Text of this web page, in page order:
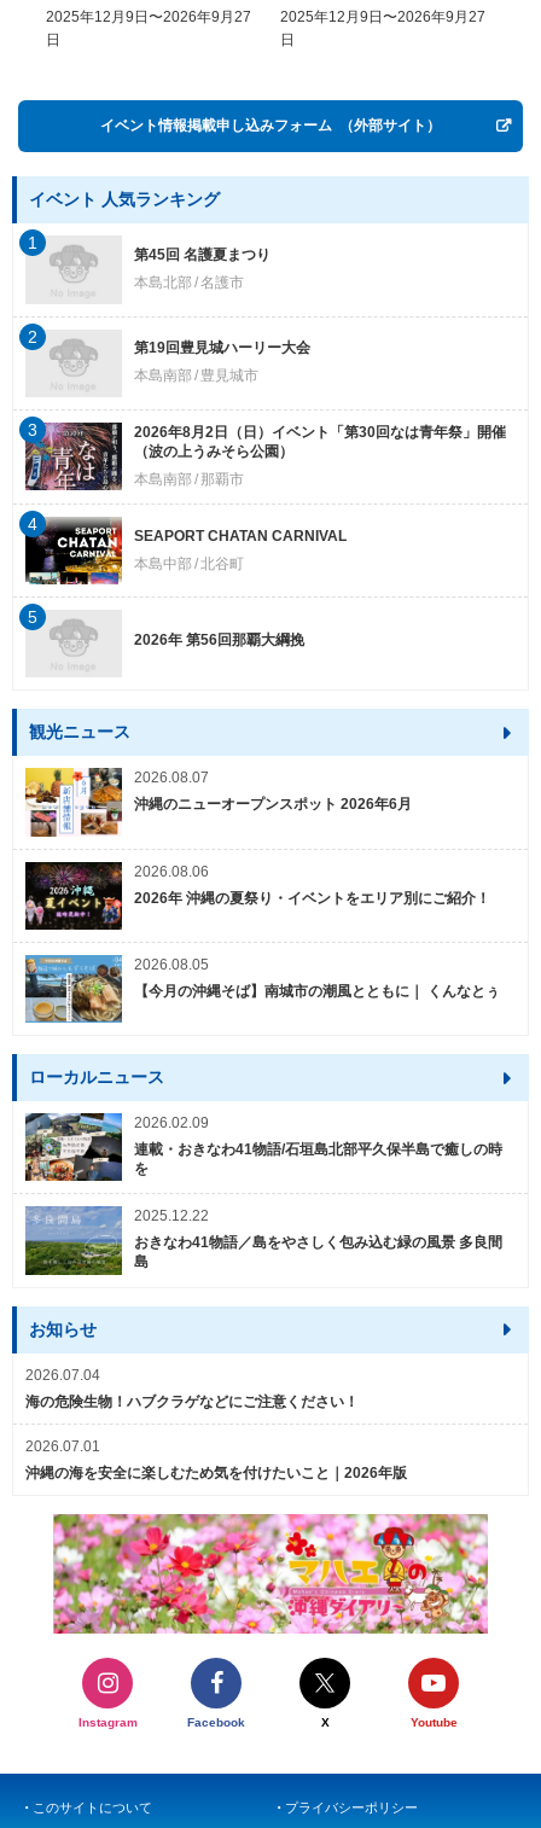
COME, EASY GO － The
History of Money in
2025年12月9日〜2026年9月27
日
2025年12月9日〜2026年9月27
日
イベント情報掲載申し込みフォーム （外部サイト）
イベント 人気ランキング
第45回 名護夏まつり
本島北部 名護市
1
第19回豊見城ハーリー大会
本島南部
豊見城市
2
2026年8月2日（日）イベント「第30回なは青年祭」開催
（波の上うみそら公園）
本島南部
那覇市
3
SEAPORT CHATAN CARNIVAL
本島中部 北谷町
4
2026年 第56回那覇大綱挽
5
観光ニュース
2026.08.07
沖縄のニューオープンスポット 2026年6月
2026.08.06
2026年 沖縄の夏祭り・イベントをエリア別にご紹介！
2026.08.05
【今月の沖縄そば】南城市の潮風とともに｜ くんなとぅ
ローカルニュース
2026.02.09
連載・おきなわ41物語/石垣島北部平久保半島で癒しの時
を
2025.12.22
おきなわ41物語／島をやさしく包み込む緑の風景 多良間
島
お知らせ
2026.07.04
海の危険生物！ハブクラゲなどにご注意ください！
2026.07.01
沖縄の海を安全に楽しむため気を付けたいこと｜2026年版
Instagram Facebook X Youtube
このサイトについて プライバシーポリシー